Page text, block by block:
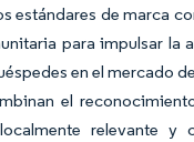
estándares de marca
para impulsar la
en el mercado
el
relevante y